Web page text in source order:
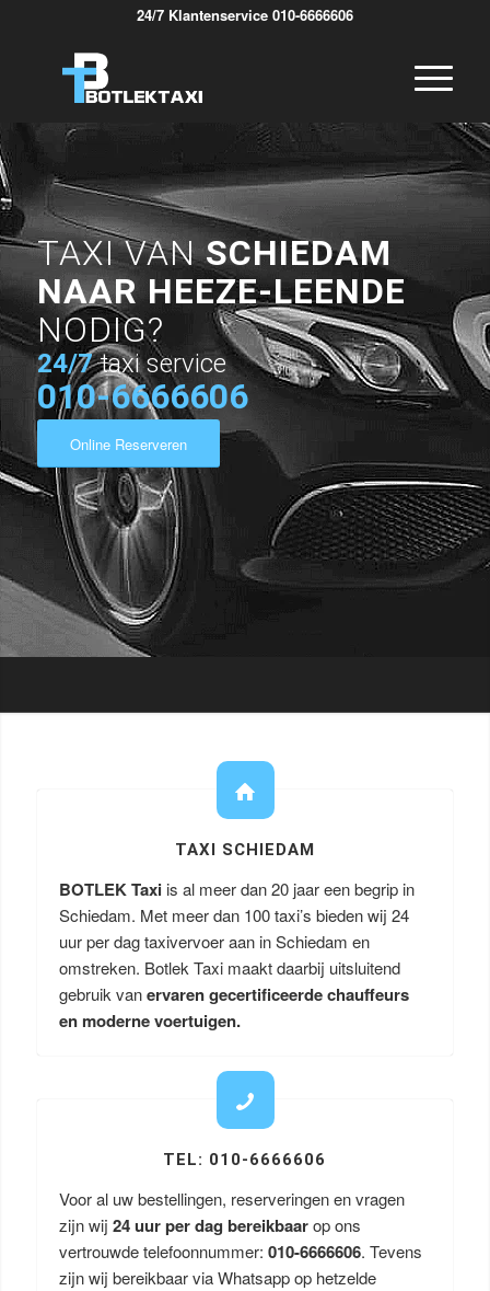
24/7 Klantenservice 010-6666606
TAXI VANSCHIEDAM
NAAR HEEZE-LEENDE
NODIG?
24/7 taxi service
010-6666606
Online Reserveren
TAXI SCHIEDAM
BOTLEK Taxi is al meer dan 20 jaar een begrip in
Schiedam. Met meer dan 100 taxi’s bieden wij 24
uur per dag taxivervoer aan in Schiedam en
omstreken. Botlek Taxi maakt daarbij uitsluitend
gebruik vanervaren gecertificeerde chauffeurs
en moderne voertuigen.
TEL: 010-6666606
Voor al uw bestellingen, reserveringen en vragen
zijn wij 24 uur per dag bereikbaarop ons
vertrouwde telefoonnummer: 010-6666606. Tevens
zijn wij bereikbaar via Whatsapp op hetzelde